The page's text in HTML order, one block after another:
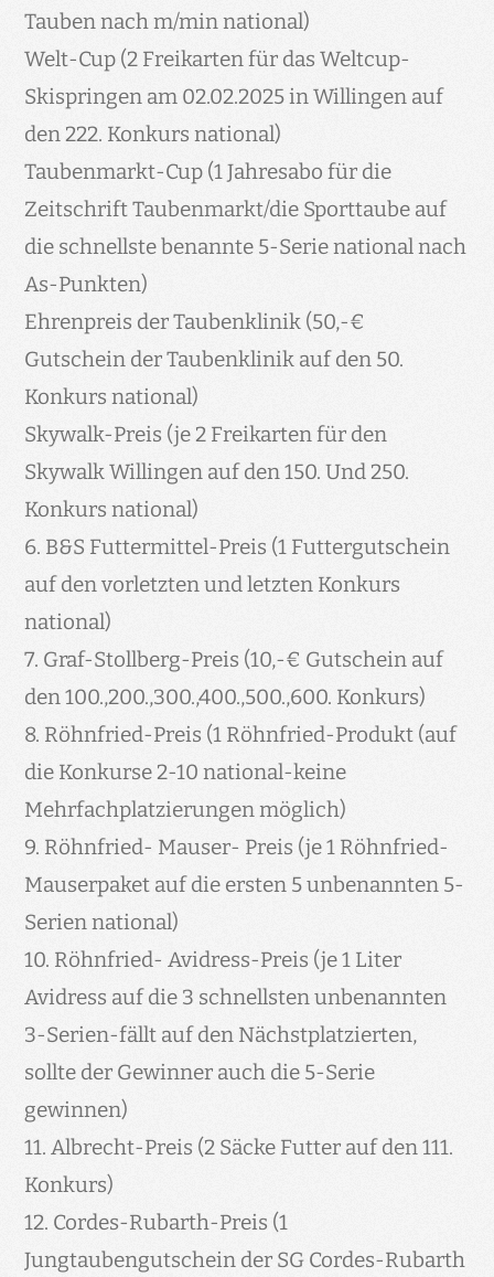
Tauben nach m/min national)
Welt-Cup (2 Freikarten für das Weltcup-
Skispringen am 02.02.2025 in Willingen auf
den 222. Konkurs national)
Taubenmarkt-Cup (1 Jahresabo für die
Zeitschrift Taubenmarkt/die Sporttaube auf
die schnellste benannte 5-Serie national nach
As-Punkten)
Ehrenpreis der Taubenklinik (50,-€
Gutschein der Taubenklinik auf den 50.
Konkurs national)
Skywalk-Preis (je 2 Freikarten für den
Skywalk Willingen auf den 150. Und 250.
Konkurs national)
6. B&S Futtermittel-Preis (1 Futtergutschein
auf den vorletzten und letzten Konkurs
national)
7. Graf-Stollberg-Preis (10,-€ Gutschein auf
den 100.,200.,300.,400.,500.,600. Konkurs)
8. Röhnfried-Preis (1 Röhnfried-Produkt (auf
die Konkurse 2-10 national-keine
Mehrfachplatzierungen möglich)
9. Röhnfried- Mauser- Preis (je 1 Röhnfried-
Mauserpaket auf die ersten 5 unbenannten 5-
Serien national)
10. Röhnfried- Avidress-Preis (je 1 Liter
Avidress auf die 3 schnellsten unbenannten
3-Serien-fällt auf den Nächstplatzierten,
sollte der Gewinner auch die 5-Serie
gewinnen)
11. Albrecht-Preis (2 Säcke Futter auf den 111.
Konkurs)
12. Cordes-Rubarth-Preis (1
Jungtaubengutschein der SG Cordes-Rubarth